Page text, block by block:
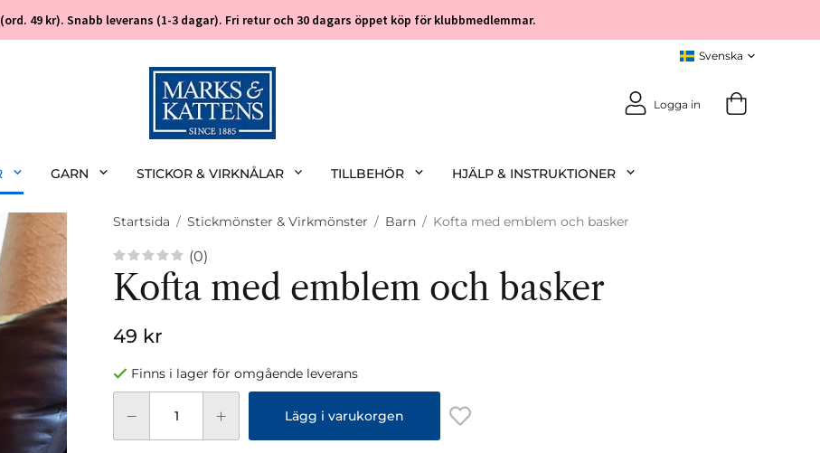
49 kr). Snabb leverans (1-3 dagar). Fri retur och 30 dagars öppet köp för klubbmedlemmar.
Logga in
GARN STICKOR & VIRKNÅLAR TILLBEHÖR HJÄLP & INSTRUKTIONER
Startsida / Stickmönster & Virkmönster / Barn / Kofta med emblem och basker
(0)
Kofta med emblem och basker
49 kr
Finns i lager för omgående leverans
Lägg i varukorgen